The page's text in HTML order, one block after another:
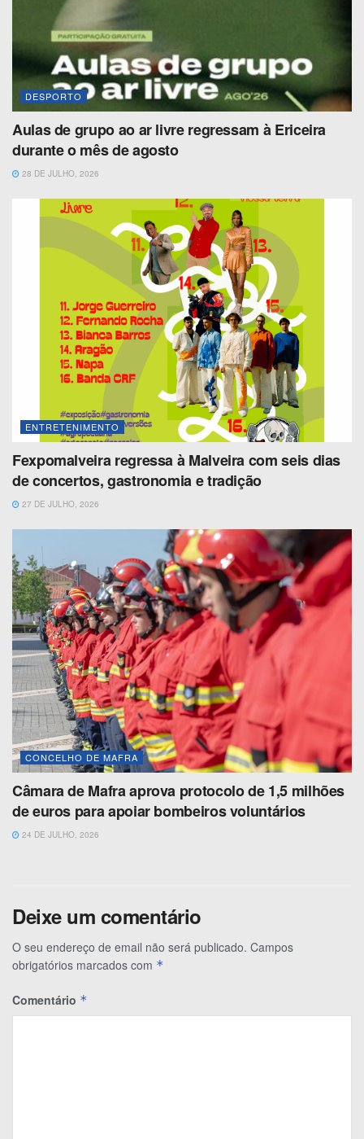
DESPORTO
Aulas de grupo ao ar livre regressam à Ericeira
durante o mês de agosto
28 DE JULHO, 2026
ENTRETENIMENTO
Fexpomalveira regressa à Malveira com seis dias
de concertos, gastronomia e tradição
27 DE JULHO, 2026
CONCELHO DE MAFRA
Câmara de Mafra aprova protocolo de 1,5 milhões
de euros para apoiar bombeiros voluntários
24 DE JULHO, 2026
Deixe um comentário
O seu endereço de email não será publicado. Campos
obrigatórios marcados com *
Comentário *